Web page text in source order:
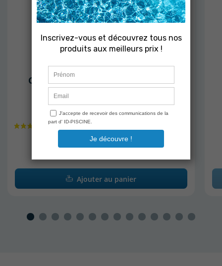
ZODIAC
Cartouche de purification Zodiac
Nature2 Spa - A l'unité
En stock
39,80 €
Ajouter au panier